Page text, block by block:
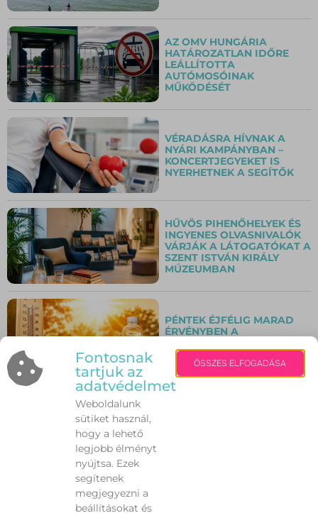
AZ OMV HUNGÁRIA
HATÁROZATLAN IDŐRE
LEÁLLÍTOTTA
AUTÓMOSÓINAK
MŰKÖDÉSÉT
VÉRADÁSRA HÍVNAK A
NYÁRI KAMPÁNYBAN –
KONCERTJEGYEKET IS
NYERHETNEK A SEGÍTŐK
HŰVÖS PIHENŐHELYEK ÉS
INGYENES OLVASNIVALÓK
VÁRJÁK A LÁTOGATÓKAT A
SZENT ISTVÁN KIRÁLY
MÚZEUMBAN
PÉNTEK ÉJFÉLIG MARAD
ÉRVÉNYBEN A
HŐSÉGRIASZTÁS
Fontosnak
tartjuk az
adatvédelmet
Weboldalunk
sütiket használ,
hogy a lehető
legjobb élményt
nyújtsa. Ezek
segítenek
megjegyezni a
beállításokat és
ÖSSZES ELFOGADÁSA